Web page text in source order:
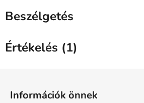
Beszélgetés
Értékelés (1)
Információk önnek